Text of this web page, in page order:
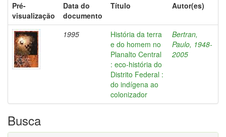
Pré-
visualização
Data do
documento
Título Autor(es)
1995
História da terra
e do homem no
Planalto Central
: eco-história do
Distrito Federal :
do indígena ao
colonizador
Bertran,
Paulo, 1948-
2005
Busca